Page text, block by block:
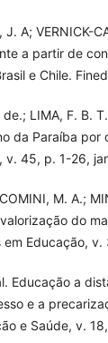
J. A; VERNICK-
a partir de
e Chile.
de.; LIMA, F. B.
da Paraíba por
v. 45, p. 1-26,
M. A.;
do
em Educação,
Educação a
e a
e Saúde, v.